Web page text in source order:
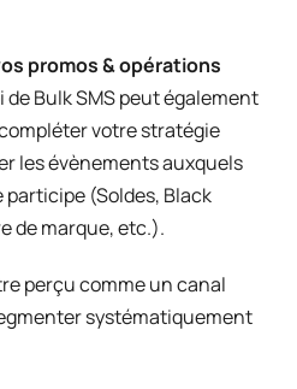
promos & opérations
de Bulk SMS peut également
votre stratégie
les évènements auxquels
(Soldes, Black
de marque, etc.).
perçu comme un canal
systématiquement